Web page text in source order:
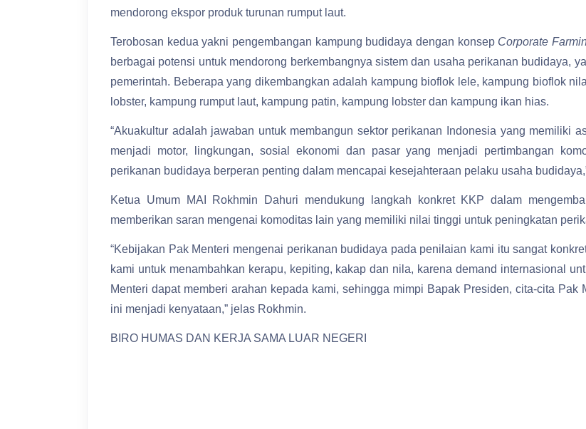
mendorong ekspor produk turunan rumput laut.
Terobosan kedua yakni pengembangan kampung budidaya dengan konsep Corporate
berbagai potensi untuk mendorong berkembangnya sistem dan usaha perikanan budidaya,
pemerintah. Beberapa yang dikembangkan adalah kampung bioflok lele, kampung bioflok
lobster, kampung rumput laut, kampung patin, kampung lobster dan kampung ikan hias.
“Akuakultur adalah jawaban untuk membangun sektor perikanan Indonesia yang memiliki
menjadi motor, lingkungan, sosial ekonomi dan pasar yang menjadi pertimbangan
perikanan budidaya berperan penting dalam mencapai kesejahteraan pelaku usaha
Ketua Umum MAI Rokhmin Dahuri mendukung langkah konkret KKP dalam
memberikan saran mengenai komoditas lain yang memiliki nilai tinggi untuk peningkatan
“Kebijakan Pak Menteri mengenai perikanan budidaya pada penilaian kami itu sangat
kami untuk menambahkan kerapu, kepiting, kakap dan nila, karena demand internasional
Menteri dapat memberi arahan kepada kami, sehingga mimpi Bapak Presiden, cita-cita
ini menjadi kenyataan,” jelas Rokhmin.
BIRO HUMAS DAN KERJA SAMA LUAR NEGERI